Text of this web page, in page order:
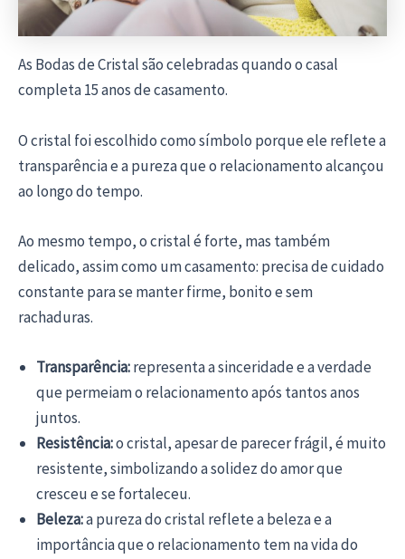
As Bodas de Cristal são celebradas quando o casal
completa 15 anos de casamento.
O cristal foi escolhido como símbolo porque ele reflete a
transparência e a pureza que o relacionamento alcançou
ao longo do tempo.
Ao mesmo tempo, o cristal é forte, mas também
delicado, assim como um casamento: precisa de cuidado
constante para se manter firme, bonito e sem
rachaduras.
Transparência:representa a sinceridade e a verdade
que permeiam o relacionamento após tantos anos
juntos.
Resistência:o cristal, apesar de parecer frágil, é muito
resistente, simbolizando a solidez do amor que
cresceu e se fortaleceu.
Beleza:a pureza do cristal reflete a beleza e a
importância que o relacionamento tem na vida do